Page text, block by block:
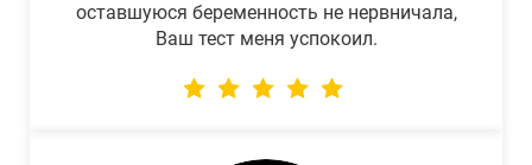
оставшуюся беременность не нервничала,
Ваш тест меня успокоил.